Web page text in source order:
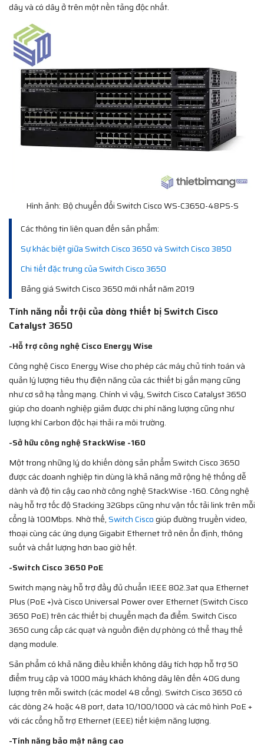
dây và có dây ở trên một nền tảng độc nhất.
Hình ảnh: Bộ chuyển đổi Switch Cisco WS-C3650-48PS-S
Các thông tin liên quan đến sản phẩm:
Sự khác biệt giữa Switch Cisco 3650 và Switch Cisco 3850
Chi tiết đặc trưng của Switch Cisco 3650
Bảng giá Switch Cisco 3650 mới nhất năm 2019
Tính năng nổi trội của dòng thiết bị Switch Cisco
Catalyst 3650
-Hỗ trợ công nghệ Cisco Energy Wise
Công nghệ Cisco Energy Wise cho phép các máy chủ tính toán và
quản lý lượng tiêu thụ điện năng của các thiết bị gắn mạng cũng
như cơ sở hạ tầng mạng. Chính vì vậy, Switch Cisco Catalyst 3650
giúp cho doanh nghiệp giảm được chi phí năng lượng cũng như
lượng khí Carbon độc hại thải ra môi trường.
-Sở hữu công nghệ StackWise -160
Một trong những lý do khiến dòng sản phẩm Switch Cisco 3650
được các doanh nghiệp tin dùng là khả năng mở rộng hệ thống dễ
dành và độ tin cậy cao nhờ công nghệ StackWise -160. Công nghệ
này hỗ trợ tốc độ Stacking 32Gbps cũng như vận tốc tải link trên mỗi
cổng là 100Mbps. Nhờ thế,Switch Ciscogiúp đường truyền video,
thoại cùng các ứng dụng Gigabit Ethernet trở nên ổn định, thông
suốt và chất lượng hơn bao giờ hết.
-Switch Cisco 3650 PoE
Switch mạng này hỗ trợ đầy đủ chuẩn IEEE 802.3at qua Ethernet
Plus (PoE +)và Cisco Universal Power over Ethernet (Switch Cisco
3650 PoE) trên các thiết bị chuyển mạch đa điểm. Switch Cisco
3650 cung cấp các quạt và nguồn điện dự phòng có thể thay thế
dạng module.
Sản phẩm có khả năng điều khiển không dây tích hợp hỗ trợ 50
điểm truy cập và 1000 máy khách không dây lên đến 40G dung
lượng trên mỗi switch (các model 48 cổng). Switch Cisco 3650 có
các dòng 24 hoặc 48 port, data 10/100/1000 và các mô hình PoE +
với các cổng hỗ trợ Ethernet (EEE) tiết kiệm năng lượng.
-Tính năng bảo mật nâng cao